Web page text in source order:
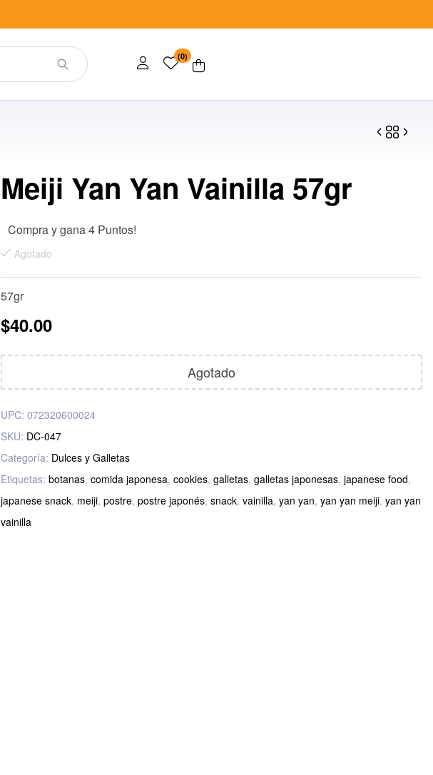
(0)
$50.00
$29.00
Meiji Yan Yan Vainilla 57gr
Compra y gana 4 Puntos!
Agotado
57gr
$40.00
Agotado
UPC: 072320600024
SKU: DC-047
Categoría: Dulces y Galletas
Etiquetas: botanas, comida japonesa, cookies, galletas, galletas japonesas, japanese food,
japanese snack, meiji, postre, postre japonés, snack, vainilla, yan yan, yan yan meiji, yan yan
vainilla